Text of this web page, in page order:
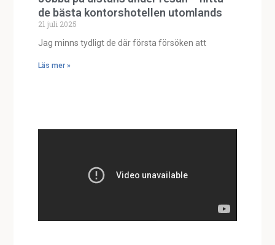
de bästa kontorshotellen utomlands
21 juli 2025
Jag minns tydligt de där första försöken att
Läs mer »